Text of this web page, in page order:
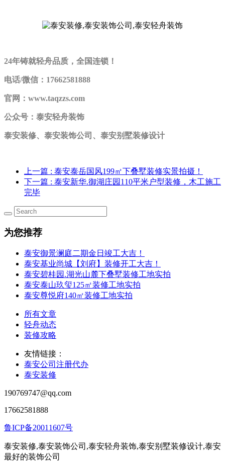
24年铸就轻舟品质，全国连锁！
电话/微信：17662581888
官网：www.taqzzs.com
公众号：泰安轻舟装饰
泰安装修、泰安装饰公司、泰安别墅装修设计
上一篇 : 泰安泰岳国风199㎡下叠墅装修实景拍摄！
下一篇 : 泰安新华.御湖庄园110平米户型装修，木工施工
完毕
为您推荐
泰安御景澜庭二期金日竣工大吉！
泰安基业尚城【刘府】装修开工大吉！
泰安碧桂园.湖光山麓下叠墅装修工地实拍
泰安泰山玖玺125㎡装修工地实拍
泰安尊悦府140㎡装修工地实拍
所有文章
轻舟动态
装修攻略
友情链接：
泰安公司注册代办
泰安装修
190769747@qq.com
17662581888
鲁ICP备20011607号
泰安装修,泰安装饰公司,泰安轻舟装饰,泰安别墅装修设计,泰安
最好的装饰公司